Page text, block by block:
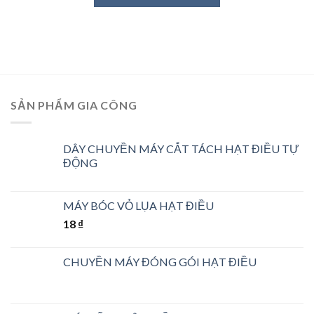
SẢN PHẨM GIA CÔNG
DÂY CHUYỀN MÁY CẮT TÁCH HẠT ĐIỀU TỰ
ĐỘNG
MÁY BÓC VỎ LỤA HẠT ĐIỀU
18 ₫
CHUYỀN MÁY ĐÓNG GÓI HẠT ĐIỀU